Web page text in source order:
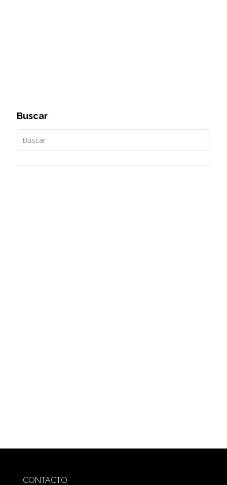
Buscar
CONTACTO